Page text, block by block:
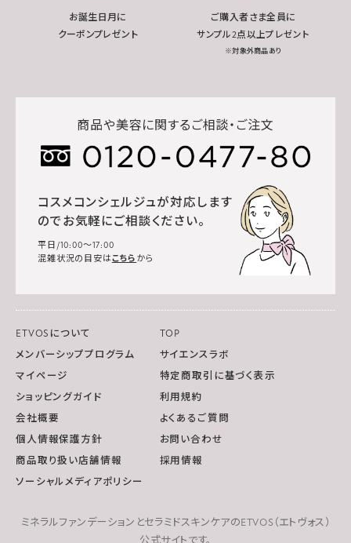
お誕生日月に
クーポンプレゼント
ご購入者さま全員に
サンプル2点以上プレゼント
※対象外商品あり
商品や美容に関するご相談・ご注文
コスメコンシェルジュが対応します
のでお気軽にご相談ください。
平日/10:00～17:00
混雑状況の目安はこちら から
ETVOSについて
TOP
メンバーシッププログラム
サイエンスラボ
マイページ
特定商取引に基づく表示
ショッピングガイド
利用規約
会社概要
よくあるご質問
個人情報保護方針
お問い合わせ
商品取り扱い店舗情報
採用情報
ソーシャルメディアポリシー
ミネラルファンデーションとセラミドスキンケアのETVOS（エトヴォス）
公式サイトです。